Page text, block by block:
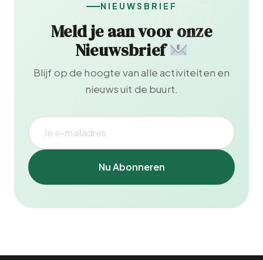
NIEUWSBRIEF
Meld je aan voor onze
Nieuwsbrief
Blijf op de hoogte van alle activiteiten en
nieuws uit de buurt.
Nu Abonneren